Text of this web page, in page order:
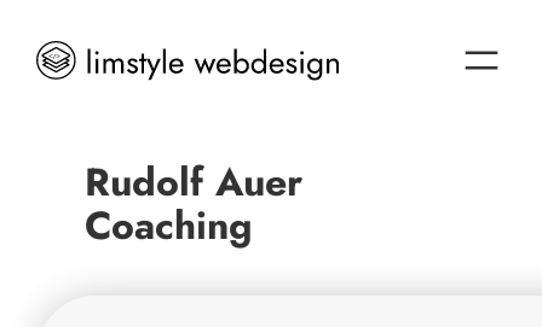
Rudolf Auer
Coaching